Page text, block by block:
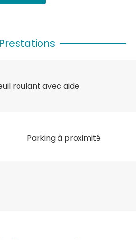
Prestations
roulant avec aide
Parking à proximité